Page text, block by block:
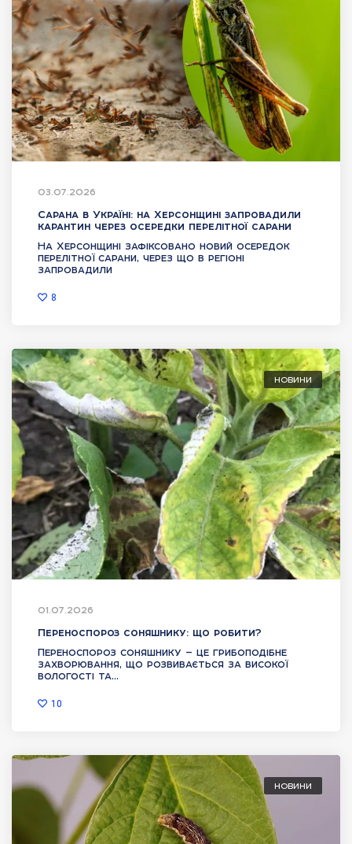
03.07.2026
Сарана в Україні: на Херсонщині запровадили
карантин через осередки перелітної сарани
На Херсонщині зафіксовано новий осередок
перелітної сарани, через що в регіоні
запровадили
8
НОВИНИ
01.07.2026
Переноспороз соняшнику: що робити?
Переноспороз соняшнику — це грибоподібне
захворювання, що розвивається за високої
вологості та...
10
НОВИНИ